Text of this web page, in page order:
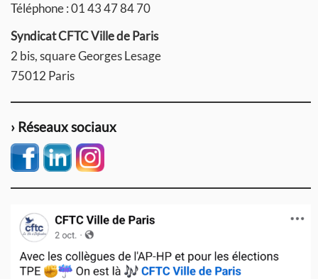
Téléphone : 01 43 47 84 70
Syndicat CFTC Ville de Paris
2 bis, square Georges Lesage
75012 Paris
› Réseaux sociaux